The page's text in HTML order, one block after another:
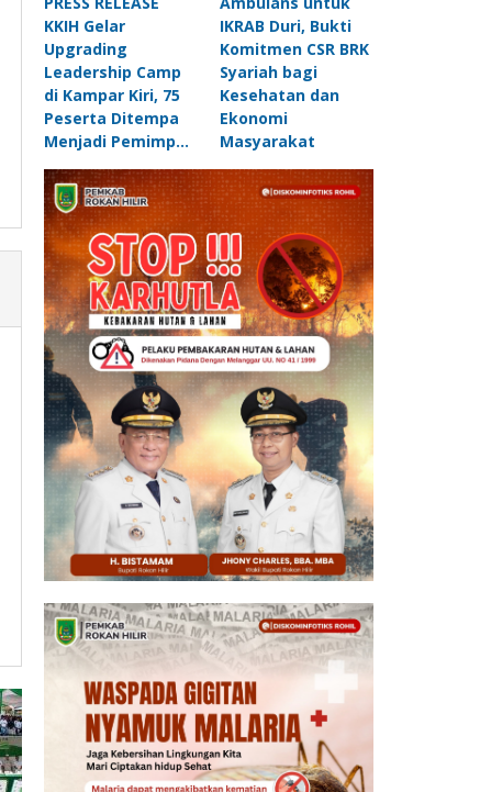
KKIH Gelar
Upgrading
Leadership Camp
di Kampar Kiri, 75
Peserta Ditempa
Menjadi Pemimp…
IKRAB Duri, Bukti
Komitmen CSR BRK
Syariah bagi
Kesehatan dan
Ekonomi
Masyarakat